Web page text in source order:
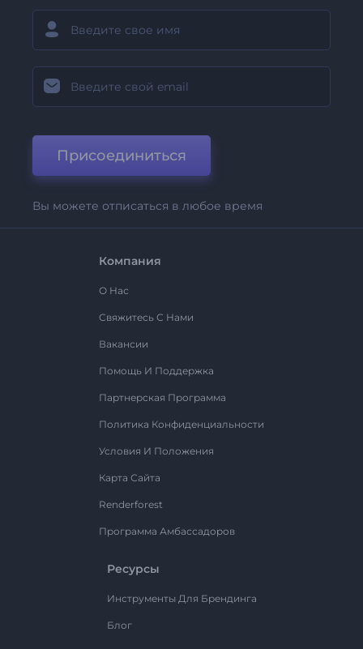
Присоединиться
Вы можете отписаться в любое время
Компания
О Нас
Свяжитесь С Нами
Вакансии
Помощь И Поддержка
Партнерская Программа
Политика Конфиденциальности
Условия И Положения
Карта Сайта
Renderforest
Программа Амбассадоров
Ресурсы
Инструменты Для Брендинга
Блог